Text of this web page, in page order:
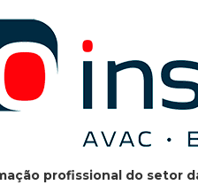
profissional do setor